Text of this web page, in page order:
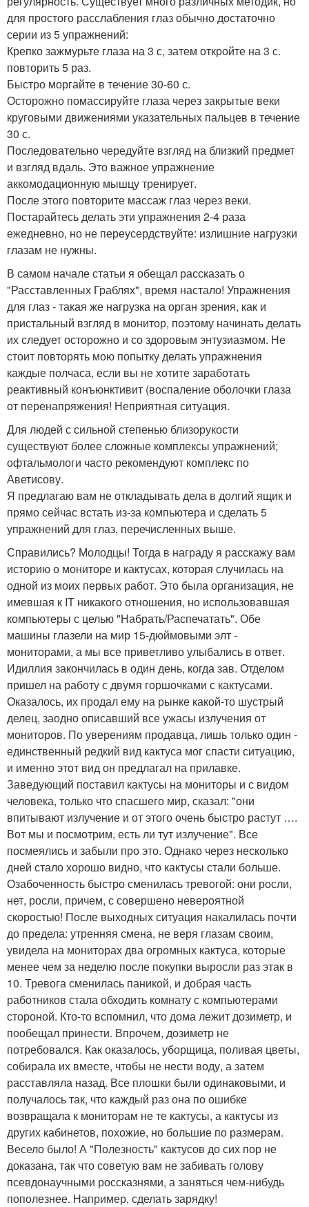
для простого расслабления глаз обычно достаточно
серии из 5 упражнений:
Крепко зажмурьте глаза на 3 с, затем откройте на 3 с.
повторить 5 раз.
Быстро моргайте в течение 30-60 с.
Осторожно помассируйте глаза через закрытые веки
круговыми движениями указательных пальцев в течение
30 с.
Последовательно чередуйте взгляд на близкий предмет
и взгляд вдаль. Это важное упражнение
аккомодационную мышцу тренирует.
После этого повторите массаж глаз через веки.
Постарайтесь делать эти упражнения 2-4 раза
ежедневно, но не переусердствуйте: излишние нагрузки
глазам не нужны.
В самом начале статьи я обещал рассказать о
"Расставленных Граблях", время настало! Упражнения
для глаз - такая же нагрузка на орган зрения, как и
пристальный взгляд в монитор, поэтому начинать делать
их следует осторожно и со здоровым энтузиазмом. Не
стоит повторять мою попытку делать упражнения
каждые полчаса, если вы не хотите заработать
реактивный конъюнктивит (воспаление оболочки глаза
от перенапряжения! Неприятная ситуация.
Для людей с сильной степенью близорукости
существуют более сложные комплексы упражнений;
офтальмологи часто рекомендуют комплекс по
Аветисову.
Я предлагаю вам не откладывать дела в долгий ящик и
прямо сейчас встать из-за компьютера и сделать 5
упражнений для глаз, перечисленных выше.
Справились? Молодцы! Тогда в награду я расскажу вам
историю о мониторе и кактусах, которая случилась на
одной из моих первых работ. Это была организация, не
имевшая к IT никакого отношения, но использовавшая
компьютеры с целью "Набрать/Распечатать". Обе
машины глазели на мир 15-дюймовыми элт -
мониторами, а мы все приветливо улыбались в ответ.
Идиллия закончилась в один день, когда зав. Отделом
пришел на работу с двумя горшочками с кактусами.
Оказалось, их продал ему на рынке какой-то шустрый
делец, заодно описавший все ужасы излучения от
мониторов. По уверениям продавца, лишь только один -
единственный редкий вид кактуса мог спасти ситуацию,
и именно этот вид он предлагал на прилавке.
Заведующий поставил кактусы на мониторы и с видом
человека, только что спасшего мир, сказал: "они
впитывают излучение и от этого очень быстро растут ….
Вот мы и посмотрим, есть ли тут излучение". Все
посмеялись и забыли про это. Однако через несколько
дней стало хорошо видно, что кактусы стали больше.
Озабоченность быстро сменилась тревогой: они росли,
нет, росли, причем, с совершено невероятной
скоростью! После выходных ситуация накалилась почти
до предела: утренняя смена, не веря глазам своим,
увидела на мониторах два огромных кактуса, которые
менее чем за неделю после покупки выросли раз этак в
10. Тревога сменилась паникой, и добрая часть
работников стала обходить комнату с компьютерами
стороной. Кто-то вспомнил, что дома лежит дозиметр, и
пообещал принести. Впрочем, дозиметр не
потребовался. Как оказалось, уборщица, поливая цветы,
собирала их вместе, чтобы не нести воду, а затем
расставляла назад. Все плошки были одинаковыми, и
получалось так, что каждый раз она по ошибке
возвращала к мониторам не те кактусы, а кактусы из
других кабинетов, похожие, но большие по размерам.
Весело было! А "Полезность" кактусов до сих пор не
доказана, так что советую вам не забивать голову
псевдонаучными россказнями, а заняться чем-нибудь
пополезнее. Например, сделать зарядку!